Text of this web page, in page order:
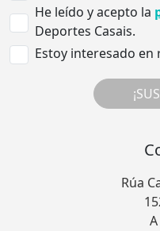
He leído y acepto la
Deportes Casais.
Estoy interesado
Rúa